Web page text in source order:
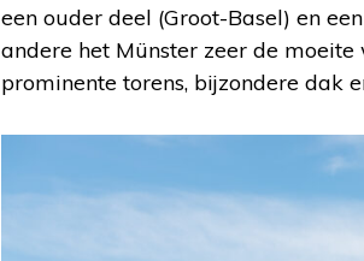
een ouder deel (Groot-Basel) en
andere het Münster zeer de
prominente torens, bijzondere dak